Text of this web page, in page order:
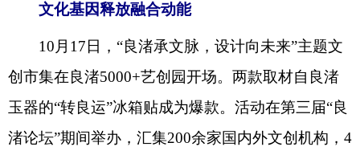
文化基因释放融合动能
10月17日，“良渚承文脉，设计向未来”主题文
创市集在良渚5000+艺创园开场。两款取材自良渚
玉器的“转良运”冰箱贴成为爆款。活动在第三届“良
渚论坛”期间举办，汇集200余家国内外文创机构，4